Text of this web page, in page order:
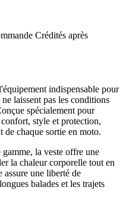
Crédités après
indispensable pour
laissent pas les conditions
spécialement pour
style et protection,
de chaque sortie en moto.
la veste offre une
la chaleur corporelle tout en
assure une liberté de
balades et les trajets